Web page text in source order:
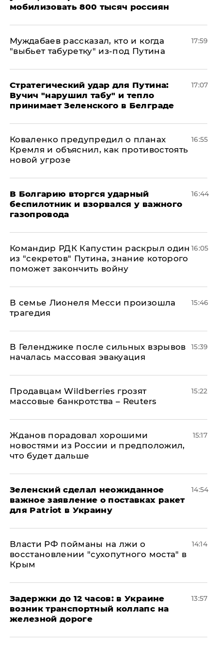
мобилизовать 800 тысяч россиян
Муждабаев рассказал, кто и когда
"выбьет табуретку" из-под Путина
17:59
Стратегический удар для Путина:
Вучич "нарушил табу" и тепло
принимает Зеленского в Белграде
17:07
Коваленко предупредил о планах
Кремля и объяснил, как противостоять
новой угрозе
16:55
В Болгарию вторгся ударный
беспилотник и взорвался у важного
газопровода
16:44
Командир РДК Капустин раскрыл один
из "секретов" Путина, знание которого
поможет закончить войну
16:05
В семье Лионеля Месси произошла
трагедия
15:46
В Геленджике после сильных взрывов
началась массовая эвакуация
15:39
Продавцам Wildberries грозят
массовые банкротства – Reuters
15:22
Жданов порадовал хорошими
новостями из России и предположил,
что будет дальше
15:17
Зеленский сделал неожиданное
важное заявление о поставках ракет
для Patriot в Украину
14:54
Власти РФ пойманы на лжи о
восстановлении "сухопутного моста" в
Крым
14:14
Задержки до 12 часов: в Украине
возник транспортный коллапс на
железной дороге
13:57